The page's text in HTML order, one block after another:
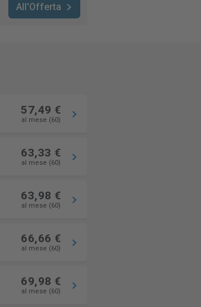
All'Offerta
57,49 €
al mese (60)
63,33 €
al mese (60)
63,98 €
al mese (60)
66,66 €
al mese (60)
69,98 €
al mese (60)